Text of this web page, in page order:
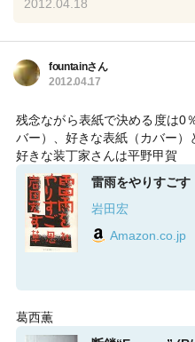
2012.04.18
fountainさん
2012.04.17
残念ながら表紙で決める度は0
バー）、好きな表紙（カバー）
好きな装丁家さんは平野甲賀
雷雨をやりすごす
岩田宏
Amazon.co.jp
葛西薫